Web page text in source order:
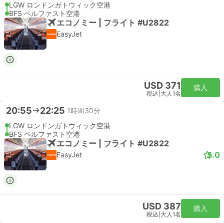
LGW ロンドンガトウィック空港
BFS ベルファスト空港
エコノミー | フライト #U2822
EasyJet
USD 371
税込 大人1名
購入
20:55 22:25 1時間30分
LGW ロンドンガトウィック空港
BFS ベルファスト空港
エコノミー | フライト #U2822
EasyJet 5.0
USD 387
税込 大人1名
購入